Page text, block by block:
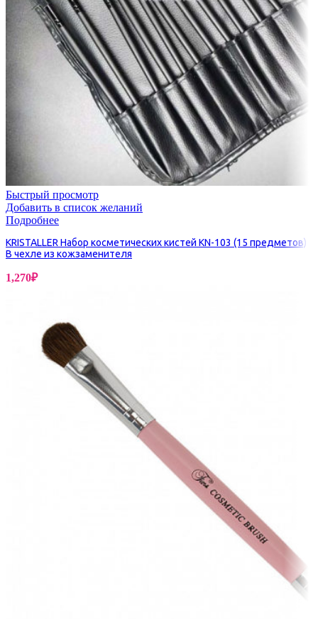
Быстрый просмотр
Добавить в список желаний
Подробнее
KRISTALLER Набор косметических кистей KN-103 (15 предметов)
В чехле из кожзаменителя
1,270₽